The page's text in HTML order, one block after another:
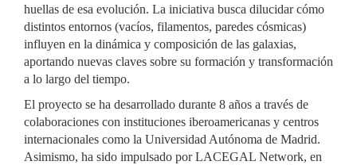
huellas de esa evolución. La iniciativa busca dilucidar cómo
distintos entornos (vacíos, filamentos, paredes cósmicas)
influyen en la dinámica y composición de las galaxias,
aportando nuevas claves sobre su formación y transformación
a lo largo del tiempo.
El proyecto se ha desarrollado durante 8 años a través de
colaboraciones con instituciones iberoamericanas y centros
internacionales como la Universidad Autónoma de Madrid.
Asimismo, ha sido impulsado por LACEGAL Network, en